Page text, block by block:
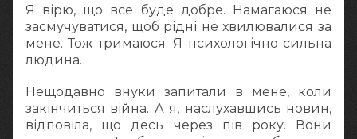
Я вірю, що все буде добре. Намагаюся не
засмучуватися, щоб рідні не хвилювалися за
мене. Тож тримаюся. Я психологічно сильна
людина.
Нещодавно внуки запитали в мене, коли
закінчиться війна. А я, наслухавшись новин,
відповіла, що десь через пів року. Вони